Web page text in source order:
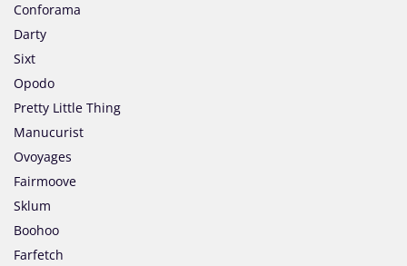
Conforama
Darty
Sixt
Opodo
Pretty Little Thing
Manucurist
Ovoyages
Fairmoove
Sklum
Boohoo
Farfetch